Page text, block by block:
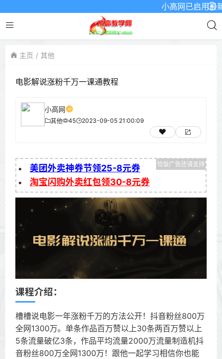
小高网已启用最新
主页 其他
电影解说涨粉千万一课通教程
小高网
其他 45 2023-09-05 21:00:09
美团外卖神券节领25-8元券
淘宝闪购外卖红包领30-8元券
课程介绍：
槽槽说电影一年涨粉千万的方法公开！抖音粉丝800万
全网1300万。单条作品百万赞以上30条两百万赞以上
5条流量破亿3条，作品平均流量2000万流量制造机抖
音粉丝800万全网1300万！跟他一起学习相信你也能